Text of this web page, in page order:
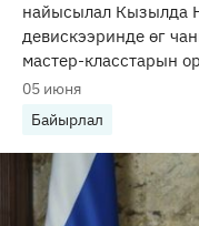
найысылал Кызылда
девискээринде өг
мастер-класстарын
05 июня
Байырлал